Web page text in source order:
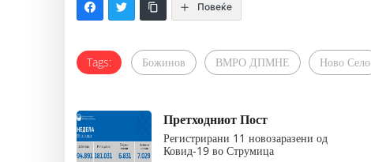
Повеќе
Tags: Божинов ВМРО ДПМНЕ Ново Село
Претходниот Пост
Регистрирани 11 новозаразени од
Ковид-19 во Струмица